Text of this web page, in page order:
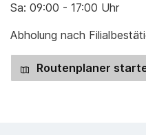
Sa: 09:00 - 17:00 Uhr
Abholung nach
Routenplaner